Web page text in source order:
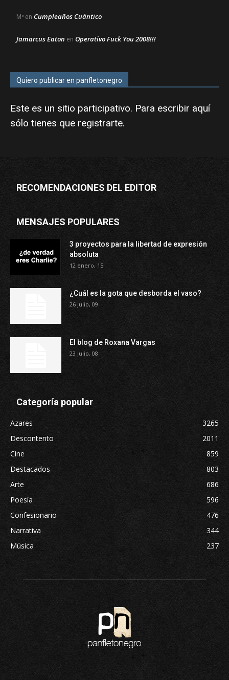
Mª en Cumpleaños Cuántico
Jamarcus Eaton en Operativo Fuck You 2008!!!
Quiero publicar en panfletonegro
Este es un sitio participativo. Para escribir aquí
sólo tienes que registrarte.
RECOMENDACIONES DEL EDITOR
MENSAJES POPULARES
3 proyectos para la libertad de expresión
absoluta
12 enero, 15
¿Cuál es la gota que desborda el vaso?
26 julio, 09
El blog de Roxana Vargas
23 julio, 08
Categoría popular
Azares
3265
Descontento
2011
Cine
859
Destacados
803
Arte
686
Poesía
596
Confesionario
476
Narrativa
344
Música
237